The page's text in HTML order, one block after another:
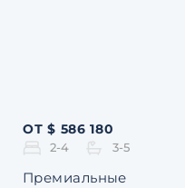
ОТ $ 586 180
2-4 3-5
Премиальные